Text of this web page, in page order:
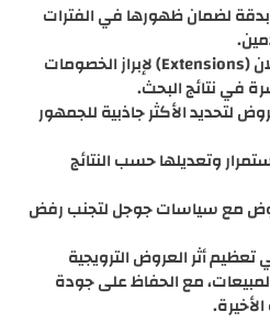
لضمان ظهورها في الفترات
استخدام إضافات الإعلان (Extensions) لإبراز الخصومات
في نتائج البحث.
لتحديد الأكثر جاذبية للجمهور
وتعديلها حسب النتائج
مع سياسات جوجل لتجنب رفض
أثر العروض الترويجية
مع الحفاظ على جودة